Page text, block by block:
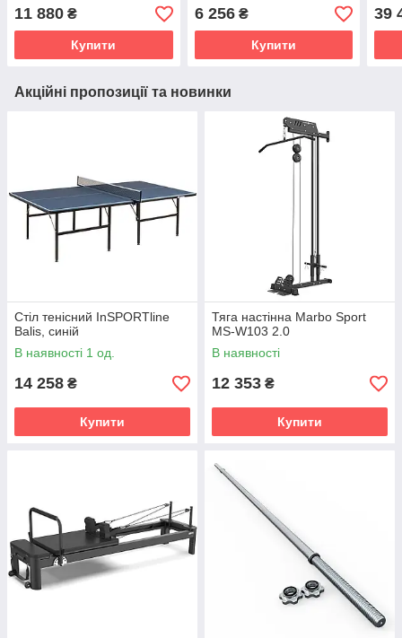
11 880 ₴
Купити
6 256₴
Купити
39
Акційні пропозиції та новинки
Стіл тенісний InSPORTline
Balis, синій
В наявності 1 од.
14 258 ₴
Купити
Тяга настінна Marbo Sport
MS-W103 2.0
В наявності
12 353 ₴
Купити